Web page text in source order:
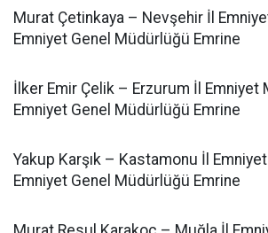
Murat Çetinkaya – Nevşehir İl
Emniyet Genel Müdürlüğü Emrine
İlker Emir Çelik – Erzurum İl
Emniyet Genel Müdürlüğü Emrine
Yakup Karşık – Kastamonu İl
Emniyet Genel Müdürlüğü Emrine